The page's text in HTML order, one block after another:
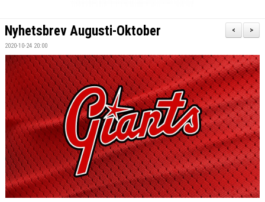
OM OSS
SPONSORER
MEDLEMSKAP
DOKUMENT/LÄNKAR
LUND GIANTS RÖDA TRÅD
KONTAKTA OSS
>
<
Nyhetsbrev Augusti-Oktober
2020-10-24 20:00